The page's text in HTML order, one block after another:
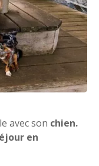
avec son chien.
en